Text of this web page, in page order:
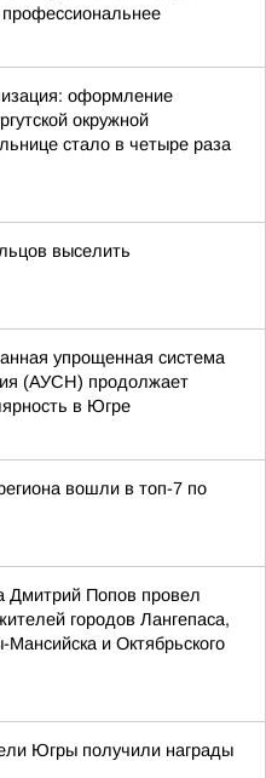
профессиональнее
оформление
окружной
стало в четыре раза
выселить
упрощенная система
(АУСН) продолжает
в Югре
вошли в топ-7 по
Дмитрий Попов провел
городов Лангепаса,
и Октябрьского
Югры получили награды